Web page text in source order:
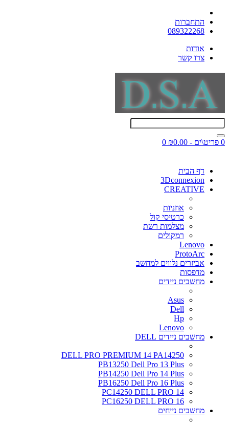
התחברות
089322268
אודות
צרו קשר
0 פריט\ים - ₪0.00 0
דף הבית
3Dconnexion
CREATIVE
אוזניות
כרטיסי קול
מצלמות רשת
רמקולים
Lenovo
ProtoArc
אביזרים נלווים למחשב
מדפסות
מחשבים ניידים
Asus
Dell
Hp
Lenovo
מחשבים ניידים DELL
DELL PRO PREMIUM 14 PA14250
PB13250 Dell Pro 13 Plus
PB14250 Dell Pro 14 Plus
PB16250 Dell Pro 16 Plus
PC14250 DELL PRO 14
PC16250 DELL PRO 16
מחשבים נייחים